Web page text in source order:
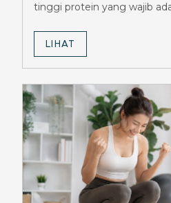
tinggi protein yang wajib
LIHAT